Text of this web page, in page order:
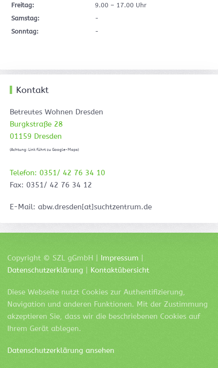
Freitag:
9.00 – 17.00 Uhr
Samstag:
-
Sonntag:
-
Kontakt
Betreutes Wohnen Dresden
Burgkstraße 28
01159 Dresden
(Achtung: Link führt zu Google-Maps)
Telefon: 0351/ 42 76 34 10
Fax: 0351/ 42 76 34 12
E-Mail: abw.dresden[at]suchtzentrum.de
Copyright © SZL gGmbH | Impressum
Datenschutzerklärung
Kontaktübersicht
Diese Webseite nutzt Cookies zur Authentifizierung,
Navigation und anderen Funktionen. Mit der Zustimmung
akzeptieren Sie, dass wir die beschriebenen Cookies auf
Ihrem Gerät ablegen.
Datenschutzerklärung ansehen